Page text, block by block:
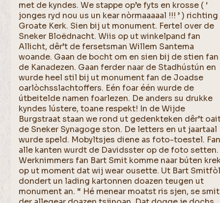
met de kyndes. We stappe op’e fyts en krosse ( ‘
jonges ryd nou us un kear nòrmaaaaal !!! ’ ) richting
Groate Kerk. Sien bij ut monument. Fertel over de
Sneker Bloëdnacht. Wiis op ut winkelpand fan
Allicht, dêr’t de fersetsman Willem Santema
woande. Gaan de bocht om en sien bij de stien fan
de Kanadezen. Gaan ferder naar de Stadhústún en
wurde heel stil bij ut monument fan de Joadse
oarlòchsslachtoffers. Eén foar één wurde de
útbeitelde namen foarlezen. De anders su drukke
kyndes lústere, toane respekt! In de Wijde
Burgstraat staan we rond ut gedenkteken dêr’t
de Sneker Synagoge ston. De letters en ut jaartaal
wurde speld. Mobyltsjes diene as foto-toestel.
alle kanten wurdt de Davidsster op de foto setten.
Werknimmers fan Bart Smit komme naar búten
op ut moment dat wij wear ousette. Ut Bart
dondert un lading kartonnen doazen teugen ut
monument an. “ Hé menear moatst ris sjen, se